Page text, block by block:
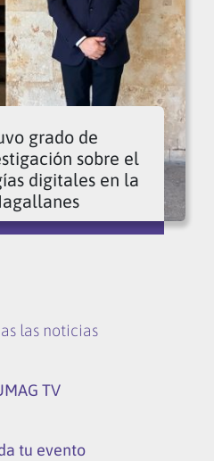
grado de
sobre el
digitales en la
las noticias
TV
tu evento